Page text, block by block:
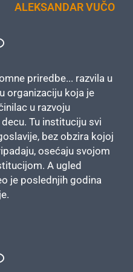
ALEKSANDAR VUČO
priredbe... razvila u
organizaciju koja je
u razvoju
Tu instituciju svi
bez obzira kojoj
osećaju svojom
A ugled
je poslednjih godina